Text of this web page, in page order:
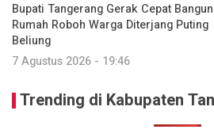
Bupati Tangerang Gerak Cepat Bangun
Rumah Roboh Warga Diterjang Puting
Beliung
7 Agustus 2026 - 19:46
Trending di Kabupaten